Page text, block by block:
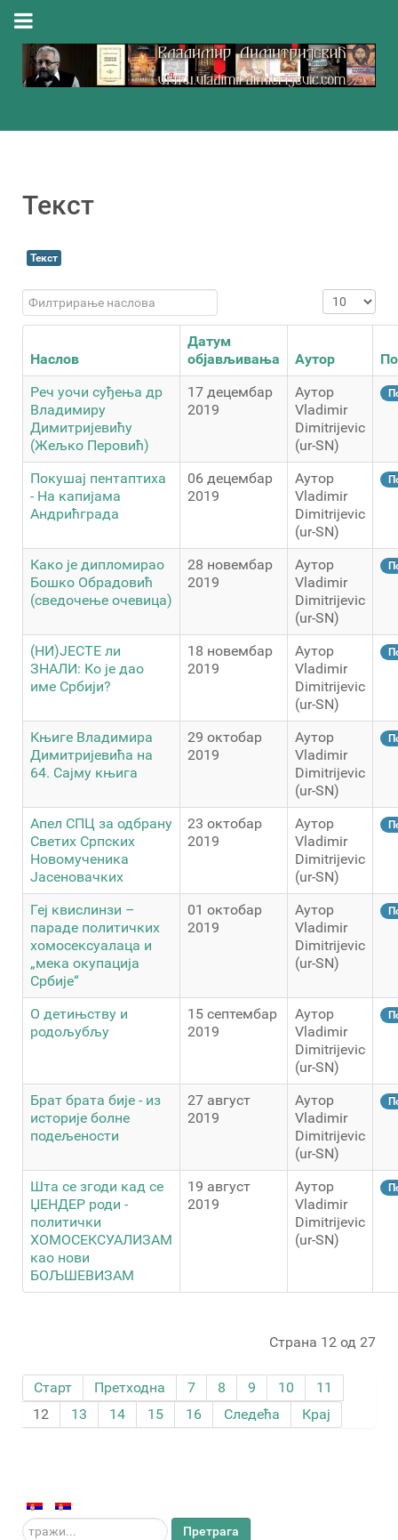
Текст
Текст
Филтрирање наслова Приказ #
Наслов
Датум
објављивања
Аутор
Реч уочи суђења др
Владимиру
Димитријевићу
(Жељко Перовић)
17 децембар
2019
Аутор
Vladimir
Dimitrijevic
(ur-SN)
Покушај пентаптиха
- На капијама
Андрићграда
06 децембар
2019
Аутор
Vladimir
Dimitrijevic
(ur-SN)
Како је дипломирао
Бошко Обрадовић
(сведочење очевица)
28 новембар
2019
Аутор
Vladimir
Dimitrijevic
(ur-SN)
(НИ)ЈЕСТЕ ли
ЗНАЛИ: Ко је дао
име Србији?
18 новембар
2019
Аутор
Vladimir
Dimitrijevic
(ur-SN)
Књиге Владимира
Димитријевића на
64. Сајму књига
29 октобар
2019
Аутор
Vladimir
Dimitrijevic
(ur-SN)
Апел СПЦ за одбрану
Светих Српских
Новомученика
Јасеновачких
23 октобар
2019
Аутор
Vladimir
Dimitrijevic
(ur-SN)
Геј квислинзи –
параде политичких
хомосексуалаца и
„мека окупација
Србије“
01 октобар
2019
Аутор
Vladimir
Dimitrijevic
(ur-SN)
О детињству и
родољубљу
15 септембар
2019
Аутор
Vladimir
Dimitrijevic
(ur-SN)
Брат брата бије - из
историје болне
подељености
27 август
2019
Аутор
Vladimir
Dimitrijevic
(ur-SN)
Шта се згоди кад се
ЏЕНДЕР роди -
политички
ХОМОСЕКСУАЛИЗАМ
као нови
БОЉШЕВИЗАМ
19 август
2019
Аутор
Vladimir
Dimitrijevic
(ur-SN)
Страна 12 од 27
Старт Претходна 7 8 9 10
11
12
13 14 15 16 Следећа Крај
тражи... Претрага